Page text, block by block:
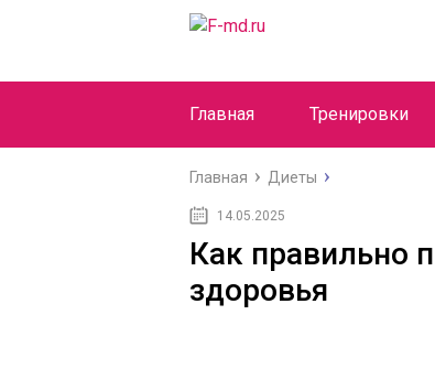
Главная Тренировки
Главная Диеты
14.05.2025
Как правильно
здоровья